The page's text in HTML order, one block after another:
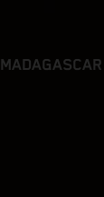
MADAGASCAR